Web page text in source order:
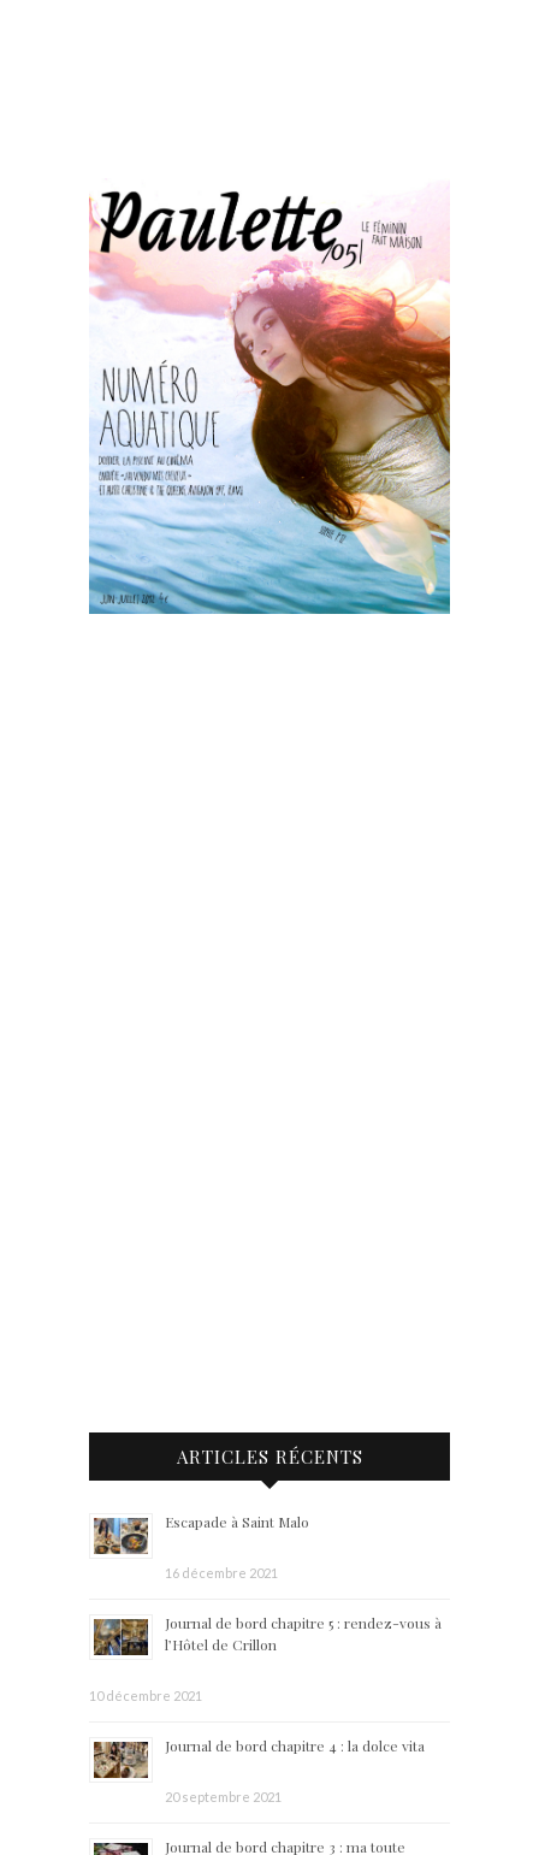
ARTICLES RÉCENTS
Escapade à Saint Malo
16 décembre 2021
Journal de bord chapitre 5 : rendez-vous à
l’Hôtel de Crillon
10 décembre 2021
Journal de bord chapitre 4 : la dolce vita
20 septembre 2021
Journal de bord chapitre 3 : ma toute